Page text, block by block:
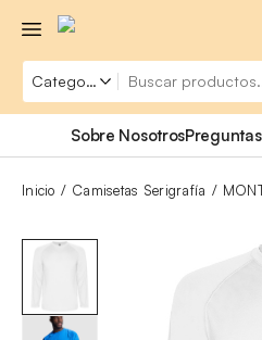
Sobre Nosotros
Inicio Camisetas Serigrafía